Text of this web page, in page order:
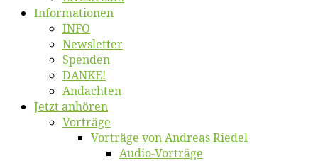
Informatio­nen
INFO
News­let­ter
Spen­den
DANKE!
An­dach­ten
Jetzt an­hö­ren
Vor­trä­ge
Vor­trä­ge von An­dre­as Riedel
Au­dio-Vor­trä­ge